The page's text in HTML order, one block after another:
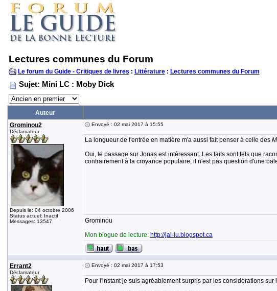
Lectures communes du Forum
Le forum du Guide - Critiques de livres : Littérature: Lectures communes du Forum
Sujet: Mini LC : Moby Dick
Auteur
Grominou2
Déclamateur
Depuis le: 04 octobre 2006
Status actuel: Inactif
Messages: 13547
Envoyé : 02 mai 2017 à 15:55
La longueur de l'entrée en matière m'a aussi fait penser à celle des
Oui, le passage sur Jonas est intéressant. Les faits sont tels que
contrairement à la croyance populaire, il n'est pas question d'une
Grominou
Mon blogue de lecture: http://jai-lu.blogspot.ca
Errant2
Déclamateur
Envoyé : 02 mai 2017 à 17:53
Pour l'instant je suis agréablement surpris par les considérations